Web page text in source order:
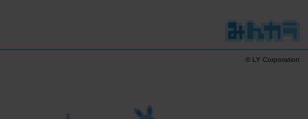
© LY Corporation